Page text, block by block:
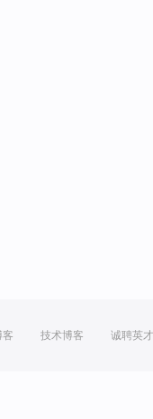
客 技术博客 诚聘英才